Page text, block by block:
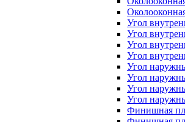
Угол
Угол
Угол
Угол
Угол
Угол
Угол
Угол
Финишная